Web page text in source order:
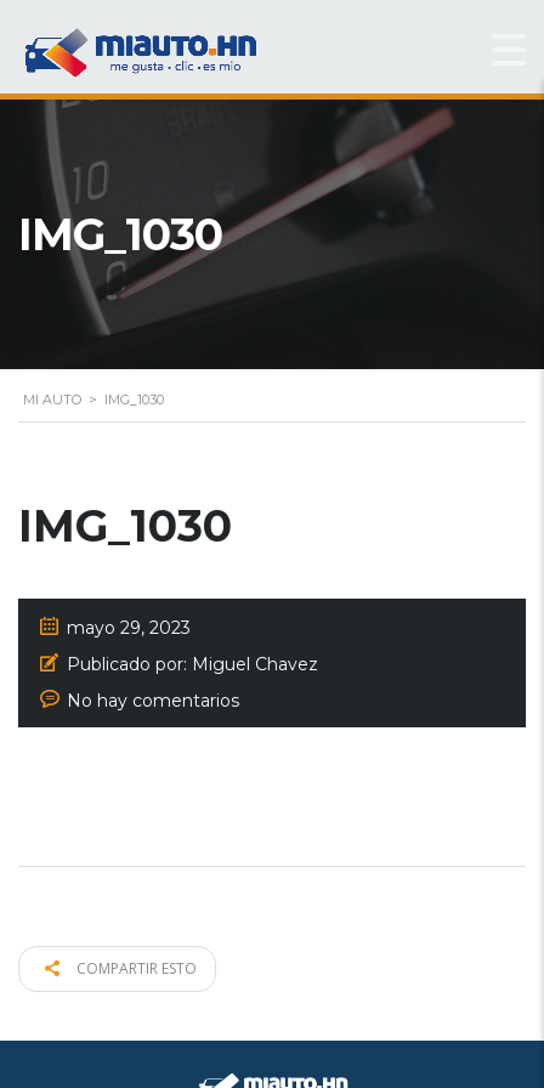
IMG_1030
MI AUTO > IMG_1030
IMG_1030
mayo 29, 2023
Publicado por: Miguel Chavez
No hay comentarios
COMPARTIR ESTO